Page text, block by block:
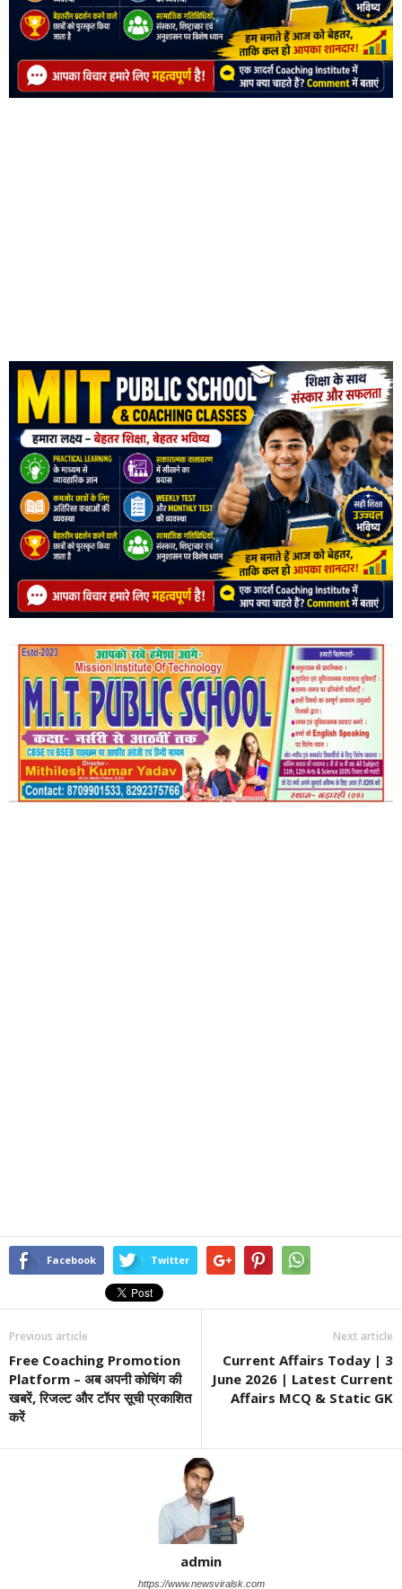
Facebook Twitter
Previous article
Free Coaching Promotion
Platform – अब अपनी कोचिंग की
खबरें, रिजल्ट और टॉपर सूची प्रकाशित
करें
Next article
Current Affairs Today | 3
June 2026 | Latest Current
Affairs MCQ & Static GK
admin
https://www.newsviralsk.com